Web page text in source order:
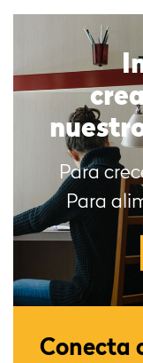
Para
Para
Conecta